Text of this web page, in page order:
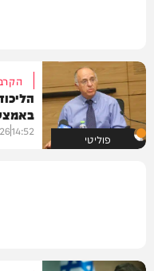
פוליטי 14:52